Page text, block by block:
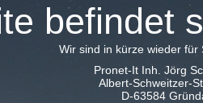
befindet
Wir sind in kürze wieder für
Pronet-It Inh. Jörg
Albert-Schweitzer-
D-63584